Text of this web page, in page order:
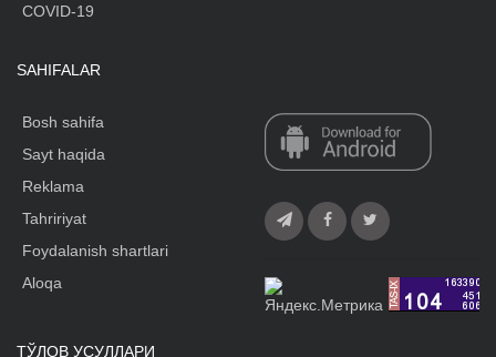
COVID-19
SAHIFALAR
Bosh sahifa
Sayt haqida
Reklama
Tahririyat
Foydalanish shartlari
Aloqa
ТЎЛОВ УСУЛЛАРИ